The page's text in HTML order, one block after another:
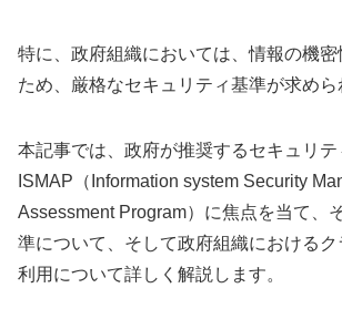
特に、政府組織においては、情報の機
ため、厳格なセキュリティ基準が求めら
本記事では、政府が推奨するセキュリ
ISMAP（Information system Security
Assessment Program）に焦点を当て、
準について、そして政府組織における
利用について詳しく解説します。